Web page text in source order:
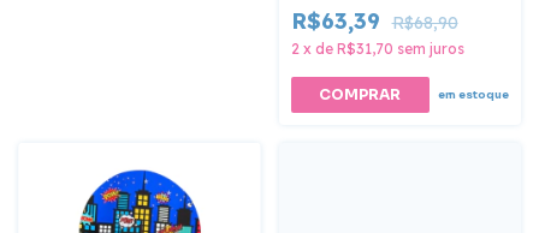
R$63,39 R$68,90
2 x de R$31,70 sem juros
COMPRAR em estoque